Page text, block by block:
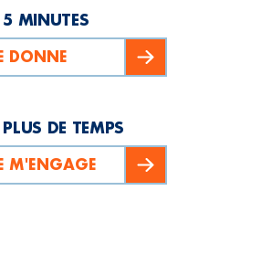
5 MINUTES
DONNE
PLUS DE TEMPS
M'ENGAGE